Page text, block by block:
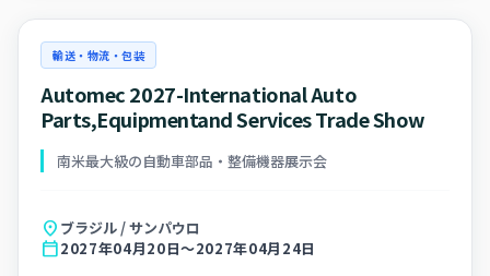
輸送・物流・包装
Automec 2027-International Auto
Parts,Equipmentand Services Trade Show
南米最大級の自動車部品・整備機器展示会
location_on ブラジル / サンパウロ
calendar_today2027年04月20日～2027年04月24日